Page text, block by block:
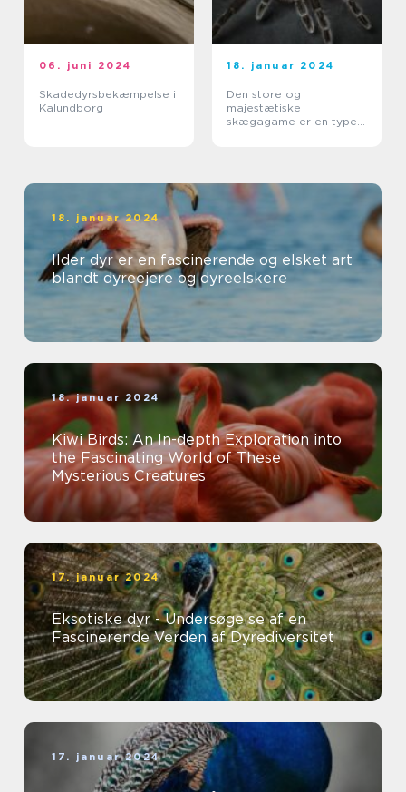
06. juni 2024
Skadedyrsbekæmpelse i
Kalundborg
18. januar 2024
Den store og
majestætiske
skægagame er en type
18. januar 2024
Ilder dyr er en fascinerende og elsket art
blandt dyreejere og dyreelskere
18. januar 2024
Kiwi Birds: An In-depth Exploration into
the Fascinating World of These
Mysterious Creatures
17. januar 2024
Eksotiske dyr - Undersøgelse af en
Fascinerende Verden af Dyrediversitet
17. januar 2024